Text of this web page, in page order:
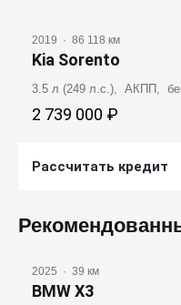
2019 · 86 118 км
Kia Sorento
3.5 л (249 л.с.), АКПП,
2 739 000 ₽
Рассчитать кредит
2025 · 39 км
BMW X3